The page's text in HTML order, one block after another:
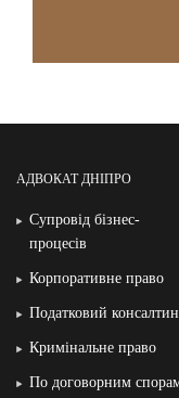
АДВОКАТ ДНІПРО
Супровід бізнес-
процесів
Корпоративне право
Податковий
Кримінальне право
По договорним